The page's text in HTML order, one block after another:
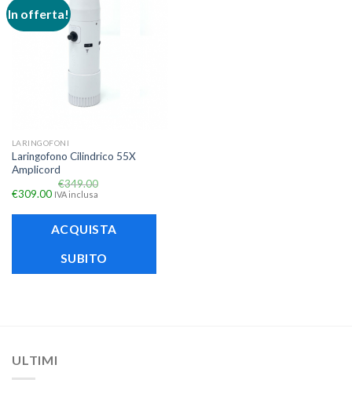
In offerta!
LARINGOFONI
Laringofono Cilindrico 55X
Amplicord
€349.00
€309.00 IVA inclusa
ACQUISTA
SUBITO
ULTIMI